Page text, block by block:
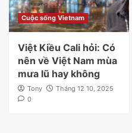
Cuộc sống Vietnam
Việt Kiều Cali hỏi: Có
nên về Việt Nam mùa
mưa lũ hay không
Tony
Tháng 12 10, 2025
0